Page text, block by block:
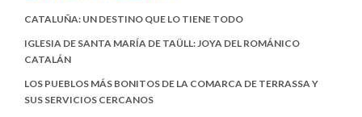
CATALUÑA: UN DESTINO QUE LO TIENE TODO
IGLESIA DE SANTA MARÍA DE TAÜLL: JOYA DEL ROMÁNICO
CATALÁN
LOS PUEBLOS MÁS BONITOS DE LA COMARCA DE TERRASSA Y
SUS SERVICIOS CERCANOS